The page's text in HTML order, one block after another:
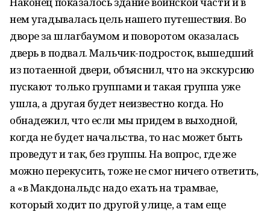
нем угадывалась цель нашего путешествия. Во
дворе за шлагбаумом и поворотом оказалась
дверь в подвал. Мальчик-подросток, вышедший
из потаенной двери, объяснил, что на экскурсию
пускают только группами и такая группа уже
ушла, а другая будет неизвестно когда. Но
обнадежил, что если мы придем в выходной,
когда не будет начальства, то нас может быть
проведут и так, без группы. На вопрос, где же
можно перекусить, тоже не смог ничего ответить,
а «в Макдональдс надо ехать на трамвае,
который ходит по другой улице, а там еще